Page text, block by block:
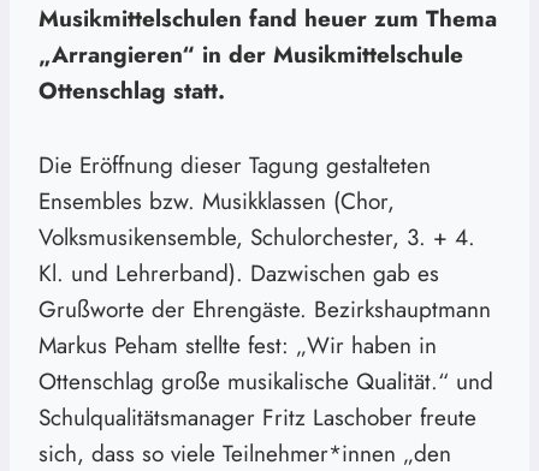
Musikmittelschulen fand heuer zum Thema
„Arrangieren“ in der Musikmittelschule
Ottenschlag statt.
Die Eröffnung dieser Tagung gestalteten
Ensembles bzw. Musikklassen (Chor,
Volksmusikensemble, Schulorchester, 3. + 4.
Kl. und Lehrerband). Dazwischen gab es
Grußworte der Ehrengäste. Bezirkshauptmann
Markus Peham stellte fest: „Wir haben in
Ottenschlag große musikalische Qualität.“ und
Schulqualitätsmanager Fritz Laschober freute
sich, dass so viele Teilnehmer*innen „den